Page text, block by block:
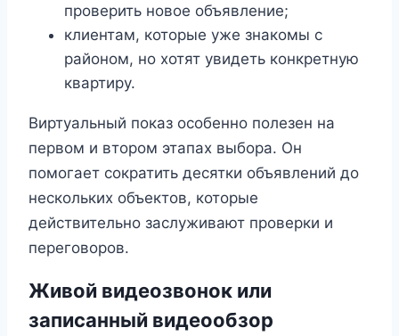
проверить новое объявление;
клиентам, которые уже знакомы с
районом, но хотят увидеть конкретную
квартиру.
Виртуальный показ особенно полезен на
первом и втором этапах выбора. Он
помогает сократить десятки объявлений до
нескольких объектов, которые
действительно заслуживают проверки и
переговоров.
Живой видеозвонок или
записанный видеообзор